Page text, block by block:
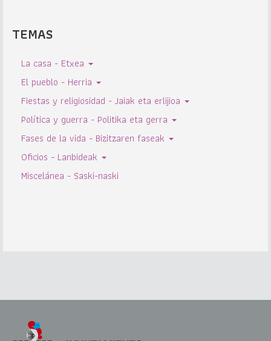
TEMAS
La casa - Etxea
El pueblo - Herria
Fiestas y religiosidad - Jaiak eta erlijioa
Política y guerra - Politika eta gerra
Fases de la vida - Bizitzaren faseak
Oficios - Lanbideak
Miscelánea - Saski-naski